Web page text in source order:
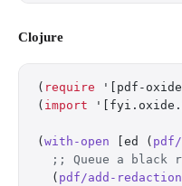
Clojure
( require '[pdf-
( import
( with-open [ed (
;; Queue a black
  (
pdf/add-redaction